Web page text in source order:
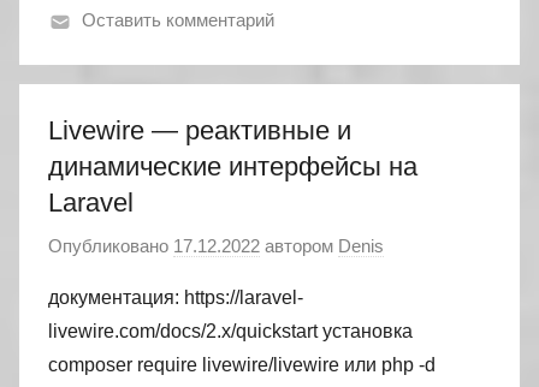
Оставить комментарий
Livewire — реактивные и
динамические интерфейсы на
Laravel
Опубликовано 17.12.2022 автором Denis
документация: https://laravel-
livewire.com/docs/2.x/quickstart установка
composer require livewire/livewire или php -d